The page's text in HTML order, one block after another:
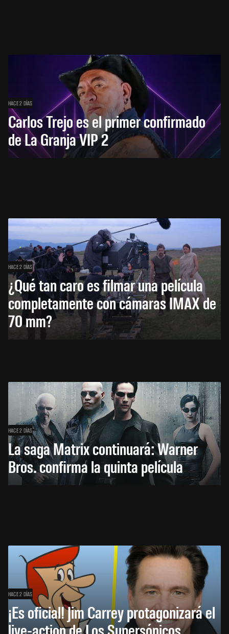
HACE 2 DÍAS
Carlos Trejo es el primer confirmado
de La Granja VIP 2
HACE 2 DÍAS
¿Qué tan caro es filmar una película
completamente con cámaras IMAX de
70 mm?
HACE 2 DÍAS
La saga Matrix continuará: Warner
Bros. confirma la quinta película
HACE 2 DÍAS
¡Es oficial! Jim Carrey protagonizará el
live-action de Los Supersónicos